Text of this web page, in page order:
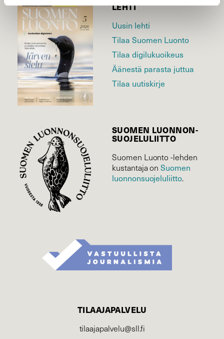
LEHTI
Uusin lehti
Tilaa Suomen Luonto
Tilaa digilukuoikeus
Äänestä parasta juttua
Tilaa uutiskirje
SUOMEN LUONNON­
SUOJELU­LIITTO
Suomen Luonto -lehden
kustantaja onSuomen
luonnonsuojelu­liitto.
TILAAJAPALVELU
tilaajapalvelu@sll.fi